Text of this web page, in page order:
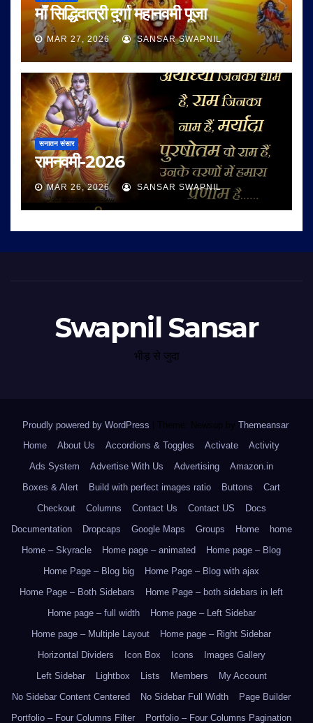
माँ सिद्धिदात्री दुर्गा महानवमी पूजा
MAR 27, 2026 SANSAR SWAPNIL
सनातन संसार
रामनवमी-2026
MAR 26, 2026 SANSAR SWAPNIL
Swapnil Sansar
भीड़ से जुदा
Proudly powered by WordPress Theme: Newsup by Themeansar.
Home
About Us Accordions & Toggles Activate
Activity
Ads System
Advertise With Us Advertising
Amazon.in
Boxes & Alert
Build with perfect images ratio Buttons
Cart
Checkout
Columns Contact Us Contact US
Docs
Documentation
Dropcaps Google Maps Groups Home
home
Home – Skyracle
Home page – animated
Home page – Blog
Home Page – Blog big
Home Page – Blog with ajax
Home Page – Both Sidebars
Home Page – both sidebars in left
Home page – full width
Home page – Left Sidebar
Home page – Multiple Layout
Home page – Right Sidebar
Horizontal Dividers
Icon Box Icons
Images Gallery
Left Sidebar
Lightbox Lists Members
My Account
No Sidebar Content Centered
No Sidebar Full Width
Page Builder
Portfolio – Four Columns Filter
Portfolio – Four Columns Pagination